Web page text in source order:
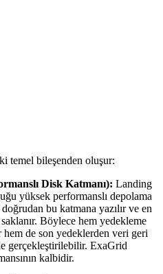
temel bileşenden oluşur:
Disk Katmanı): Landing
yüksek performanslı depolama
bu katmana yazılır ve en
Böylece hem yedekleme
hem de son yedeklerden veri geri
gerçekleştirilebilir. ExaGrid
kalbidir.